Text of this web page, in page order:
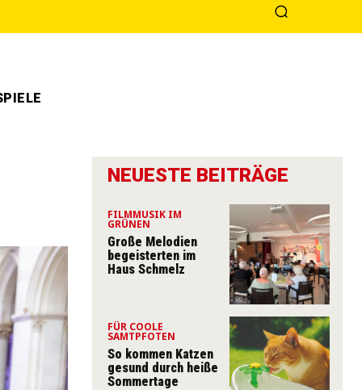
NEUESTE BEITRÄGE
FILMMUSIK IM
GRÜNEN
Große Melodien
begeisterten im
Haus Schmelz
FÜR COOLE
SAMTPFOTEN
So kommen Katzen
gesund durch heiße
Sommertage